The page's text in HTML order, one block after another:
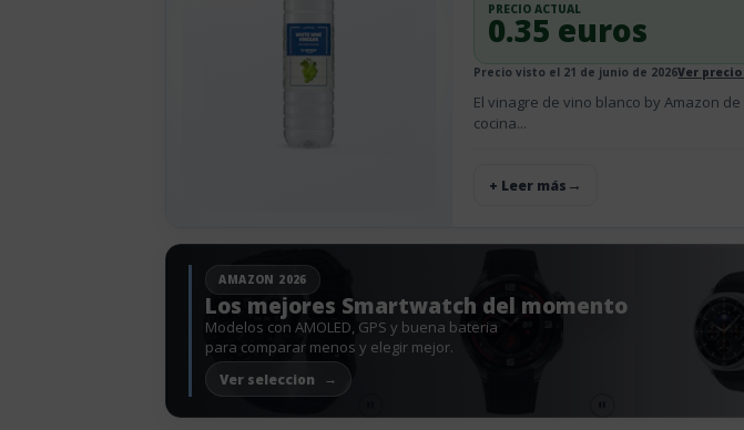
PRECIO ACTUAL
0.35 euros
Precio visto el 21 de junio de 2026Ver
El vinagre de vino blanco by Amazon
cocina...
+ Leer más
AMAZON 2026
Los mejores Smartwatch del momento
Modelos con AMOLED, GPS y buena bateria
para comparar menos y elegir mejor.
Ver seleccion